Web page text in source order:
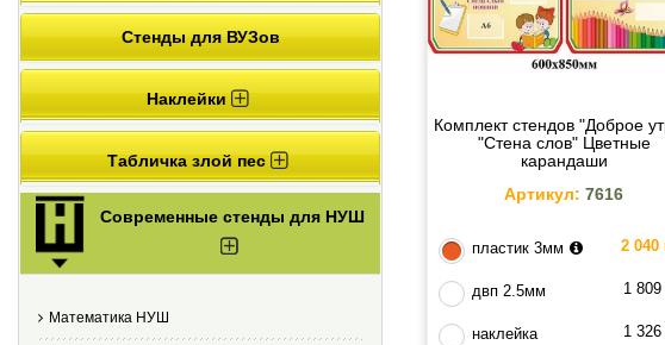
Стенды для ВУЗов
Наклейки
Табличка злой пес
Современные стенды для НУШ
Математика НУШ
Комплект стендов "Доброе
"Стена слов" Цветные
карандаши
Артикул: 7616
пластик 3мм 2 040
двп 2.5мм 1 809
наклейка 1 326